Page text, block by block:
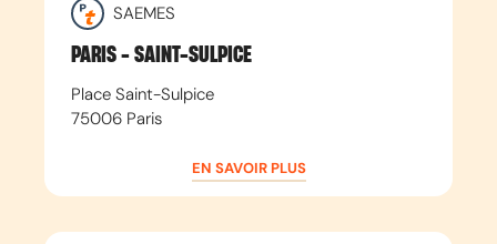
SAEMES
PARIS - SAINT-SULPICE
Place Saint-Sulpice
75006 Paris
EN SAVOIR PLUS